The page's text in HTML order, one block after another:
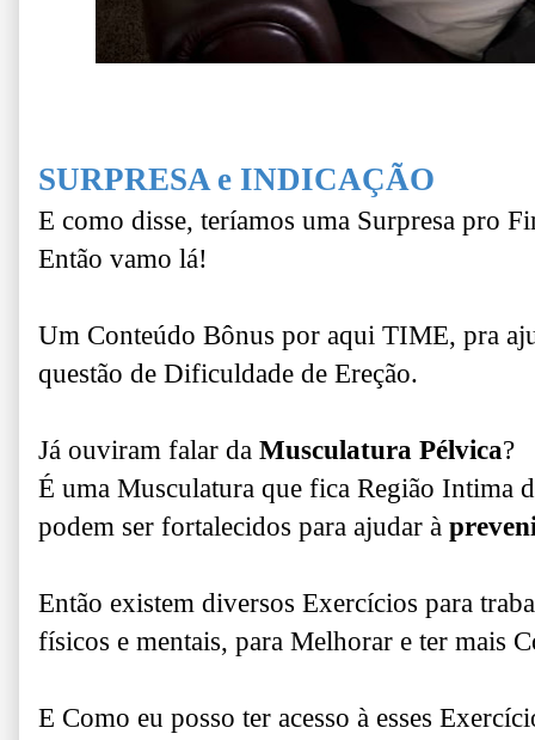
SURPRESA e INDICAÇÃO
E como disse, teríamos uma Surpresa pro
Então vamo lá!
Um Conteúdo Bônus por aqui TIME, pra
questão de Dificuldade de Ereção.
Já ouviram falar da Musculatura Pélvica?
É uma Musculatura que fica Região Intima
podem ser fortalecidos para ajudar à
Então existem diversos Exercícios para
físicos e mentais, para Melhorar e ter mais
E Como eu posso ter acesso à esses